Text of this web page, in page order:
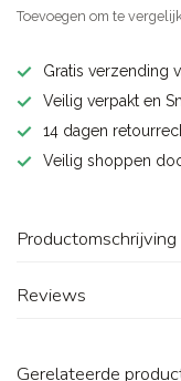
Toevoegen om te
Gratis verzending
Veilig verpakt en
14 dagen
Veilig shoppen
Productomschrijving
Reviews
Gerelateerde